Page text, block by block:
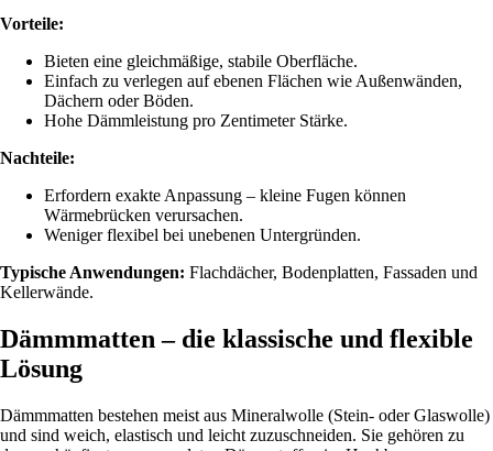
Vorteile:
Bieten eine gleichmäßige, stabile Oberfläche.
Einfach zu verlegen auf ebenen Flächen wie Außenwänden,
Dächern oder Böden.
Hohe Dämmleistung pro Zentimeter Stärke.
Nachteile:
Erfordern exakte Anpassung – kleine Fugen können
Wärmebrücken verursachen.
Weniger flexibel bei unebenen Untergründen.
Typische Anwendungen: Flachdächer, Bodenplatten, Fassaden und
Kellerwände.
Dämmmatten – die klassische und flexible
Lösung
Dämmmatten bestehen meist aus Mineralwolle (Stein- oder Glaswolle)
und sind weich, elastisch und leicht zuzuschneiden. Sie gehören zu